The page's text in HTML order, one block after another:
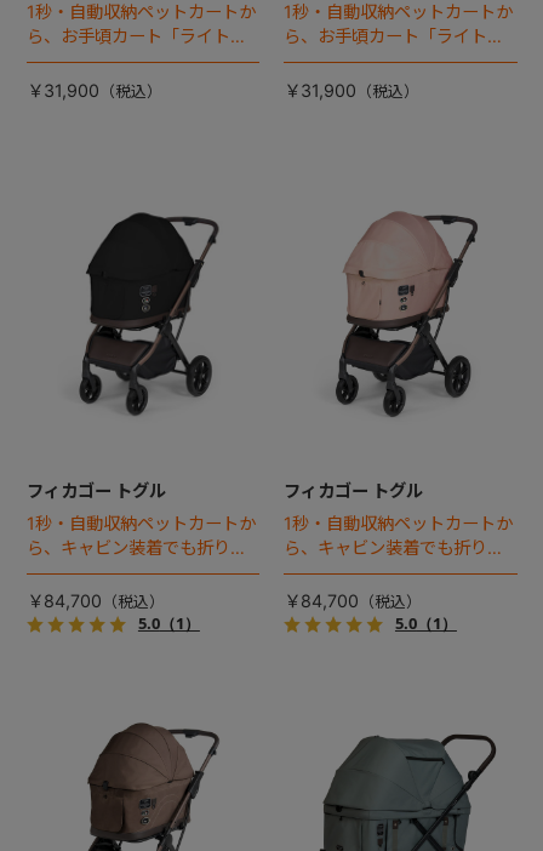
1秒・自動収納ペットカートか
ら、お手頃カート「ライト」
が登場！
￥31,900
1秒・自動収納ペットカートか
ら、お手頃カート「ライト」
が登場！
￥31,900
フィカゴー トグル
1秒・自動収納ペットカートか
ら、キャビン装着でも折りた
ためるモデルが登場！
￥84,700
5.0（1）
フィカゴー トグル
1秒・自動収納ペットカートか
ら、キャビン装着でも折りた
ためるモデルが登場！
￥84,700
5.0（1）